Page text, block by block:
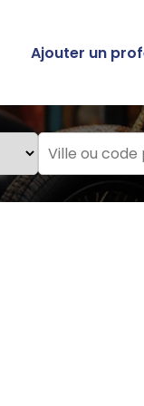
Ajouter un